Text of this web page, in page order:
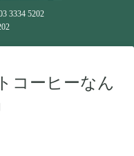
3334 5202
コーヒーなん